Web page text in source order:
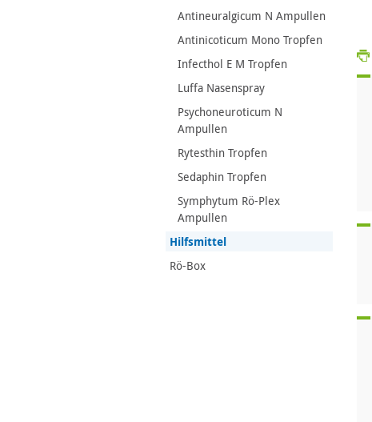
Antineuralgicum N Ampullen
Antinicoticum Mono Tropfen
Infecthol E M Tropfen
Luffa Nasenspray
Psychoneuroticum N
Ampullen
Rytesthin Tropfen
Sedaphin Tropfen
Symphytum Rö-Plex
Ampullen
Hilfsmittel
Rö-Box